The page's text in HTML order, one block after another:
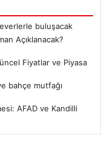
buluşacak
Açıklanacak?
Fiyatlar ve Piyasa
bahçe mutfağı
AFAD ve Kandilli